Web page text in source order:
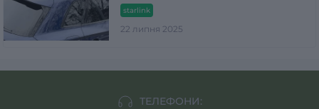
starlink
22 липня 2025
ТЕЛЕФОНИ: